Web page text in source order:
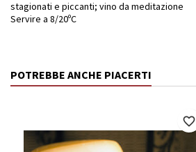
stagionati e piccanti; vino da meditazione
Servire a 8/20ºC
POTREBBE ANCHE PIACERTI
favorite_border